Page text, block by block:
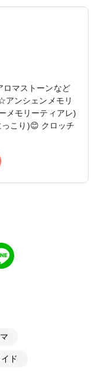
ロマストーンなど
アンシェンメモリ
メモリーティアレ)
こり)😊 クロッチ
ド